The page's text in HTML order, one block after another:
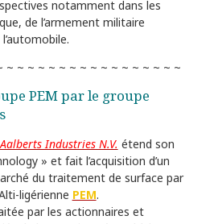
notamment dans les
de l’armement militaire
~ ~ ~ ~ ~ ~ ~ ~ ~ ~ ~ ~ ~ ~ ~ ~ ~
PEM par le groupe
Aalberts Industries N.V. étend son
» et fait l’acquisition d’un
du traitement de surface par
ligérienne PEM.
par les actionnaires et